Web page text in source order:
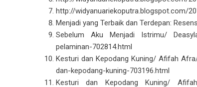
http://widyanuariekoputra.blogspot.com/
Menjadi yang Terbaik dan Terdepan:
Sebelum Aku Menjadi Istrimu/
pelaminan-702814.html
Kesturi dan Kepodang Kuning/ Afifah
dan-kepodang-kuning-703196.html
Kesturi dan Kepodang Kuning/ Afifah